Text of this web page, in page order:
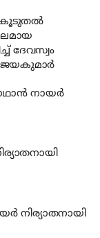
കൂടുതല്‍
ദേവസ്വം
നായര്‍
നിര്യാതനായി